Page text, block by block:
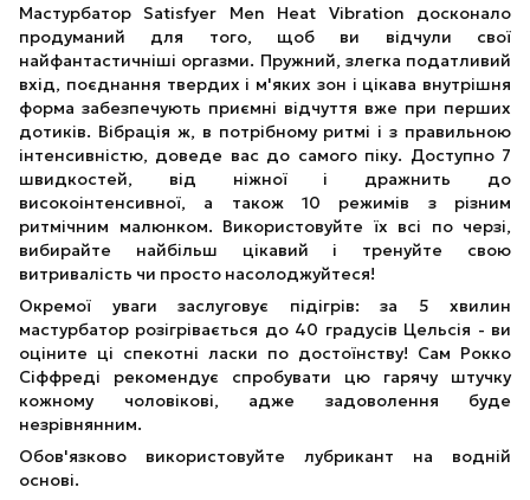
Мастурбатор Satisfyer Men Heat Vibration досконало
продуманий для того, щоб ви відчули свої
найфантастичніші оргазми. Пружний, злегка податливий
вхід, поєднання твердих і м'яких зон і цікава внутрішня
форма забезпечують приємні відчуття вже при перших
дотиків. Вібрація ж, в потрібному ритмі і з правильною
інтенсивністю, доведе вас до самого піку. Доступно 7
швидкостей, від ніжної і дражнить до
високоінтенсивної, а також 10 режимів з різним
ритмічним малюнком. Використовуйте їх всі по черзі,
вибирайте найбільш цікавий і тренуйте свою
витривалість чи просто насолоджуйтеся!
Окремої уваги заслуговує підігрів: за 5 хвилин
мастурбатор розігрівається до 40 градусів Цельсія - ви
оціните ці спекотні ласки по достоїнству! Сам Рокко
Сіффреді рекомендує спробувати цю гарячу штучку
кожному чоловікові, адже задоволення буде
незрівнянним.
Обов'язково використовуйте лубрикант на водній
основі.